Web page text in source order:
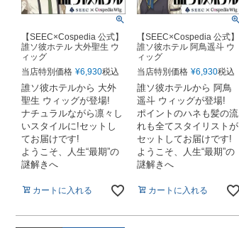
【SEEC×Cospedia 公式】
誰ソ彼ホテル 大外聖生 ウ
ィッグ
当店特別価格 ¥6,930税込
誰ソ彼ホテルから 大外
聖生 ウィッグが登場!
ナチュラルながら凛々し
いスタイルに!セットし
てお届けです!
ようこそ、人生“最期”の
謎解きへ
カートに入れる
【SEEC×Cospedia 公式】
誰ソ彼ホテル 阿鳥遥斗 ウ
ィッグ
当店特別価格 ¥6,930税込
誰ソ彼ホテルから 阿鳥
遥斗 ウィッグが登場!
ポイントのハネも髪の流
れも全てスタイリストが
セットしてお届けです!
ようこそ、人生“最期”の
謎解きへ
カートに入れる